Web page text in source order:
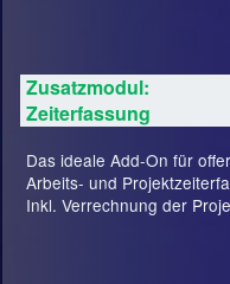
Zusatzmodul:
Zeiterfassung
Das ideale Add-On für
Arbeits- und
Inkl. Verrechnung der